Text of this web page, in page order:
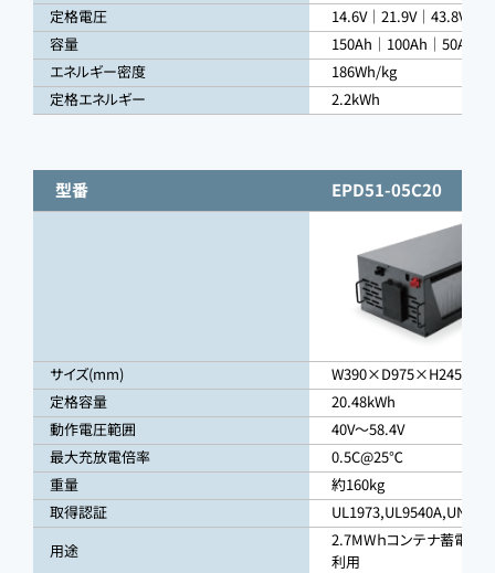
定格電圧
14.6V｜21.9V｜43.8V
容量
150Ah｜100Ah｜50Ah
エネルギー密度
186Wh/kg
定格エネルギー
2.2kWh
型番 EPD51-05C20
サイズ(mm)
W390×D975×H245
定格容量
20.48kWh
動作電圧範囲
40V〜58.4V
最大充放電倍率
0.5C@25℃
重量
約160kg
取得認証
UL1973,UL9540A,UN38.3
用途
2.7MWｈコンテナ蓄電シ
利用